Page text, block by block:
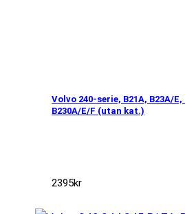
Volvo 240-serie, B21A, B23A/E,
B230A/E/F (utan kat.)
2395kr